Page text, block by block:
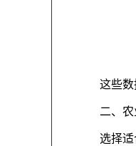
这些
二、
选择适